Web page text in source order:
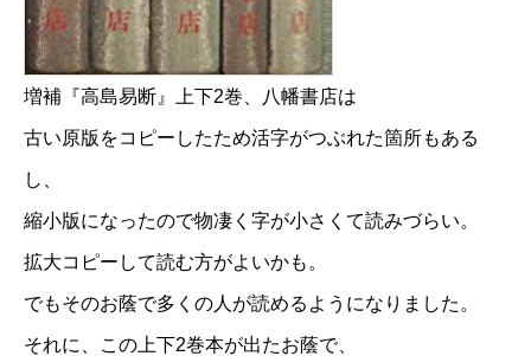
増補『高島易断』上下2巻、八幡書店は
古い原版をコピーしたため活字がつぶれた箇所もある
し、
縮小版になったので物凄く字が小さくて読みづらい。
拡大コピーして読む方がよいかも。
でもそのお蔭で多くの人が読めるようになりました。
それに、この上下2巻本が出たお蔭で、